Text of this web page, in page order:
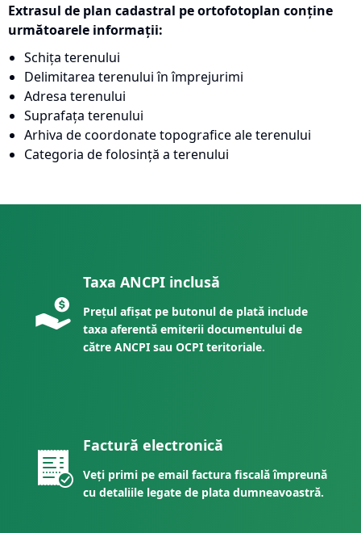
Extrasul de plan cadastral pe ortofotoplan conține
următoarele informații:
Schița terenului
Delimitarea terenului în împrejurimi
Adresa terenului
Suprafața terenului
Arhiva de coordonate topografice ale terenului
Categoria de folosință a terenului
Taxa ANCPI inclusă
Prețul afișat pe butonul de plată include
taxa aferentă emiterii documentului de
către ANCPI sau OCPI teritoriale.
Factură electronică
Veți primi pe email factura fiscală împreună
cu detaliile legate de plata dumneavoastră.